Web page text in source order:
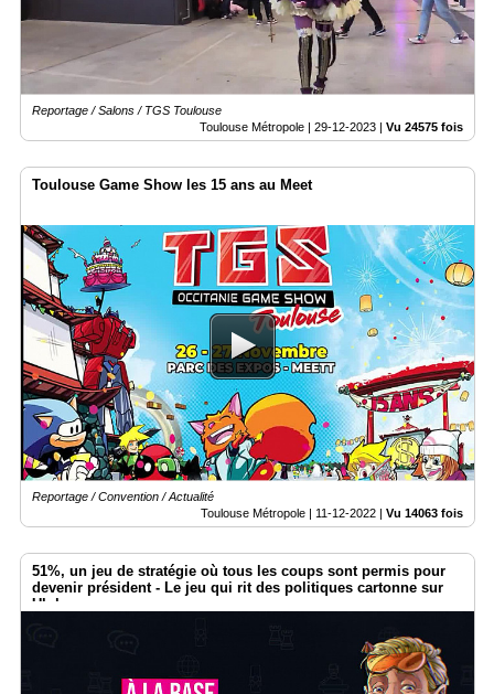
Reportage / Salons / TGS Toulouse
Toulouse Métropole | 29-12-2023 Vu 24575 fois
Toulouse Game Show les 15 ans au Meet
Reportage / Convention / Actualité
Toulouse Métropole | 11-12-2022 | Vu 14063 fois
51%, un jeu de stratégie où tous les coups sont permis pour
devenir président - Le jeu qui rit des politiques cartonne sur
Ulule